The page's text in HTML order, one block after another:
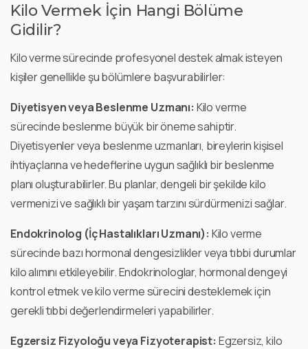
Kilo Vermek İçin Hangi Bölüme
Gidilir?
Kilo verme sürecinde profesyonel destek almak isteyen
kişiler genellikle şu bölümlere başvurabilirler:
Diyetisyen veya Beslenme Uzmanı: Kilo verme
sürecinde beslenme büyük bir öneme sahiptir.
Diyetisyenler veya beslenme uzmanları, bireylerin kişisel
ihtiyaçlarına ve hedeflerine uygun sağlıklı bir beslenme
planı oluşturabilirler. Bu planlar, dengeli bir şekilde kilo
vermenizi ve sağlıklı bir yaşam tarzını sürdürmenizi sağlar.
Endokrinolog (İç Hastalıkları Uzmanı): Kilo verme
sürecinde bazı hormonal dengesizlikler veya tıbbi durumlar
kilo alımını etkileyebilir. Endokrinologlar, hormonal dengeyi
kontrol etmek ve kilo verme sürecini desteklemek için
gerekli tıbbi değerlendirmeleri yapabilirler.
Egzersiz Fizyoloğu veya Fizyoterapist: Egzersiz, kilo